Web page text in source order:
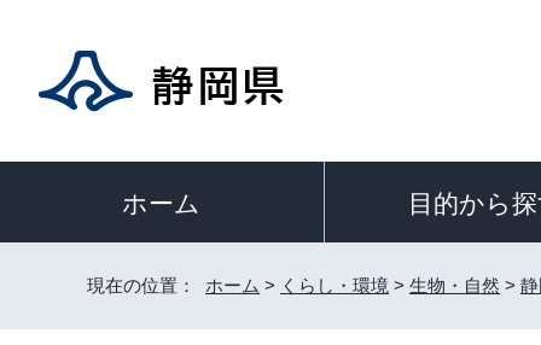
ホーム 目的から
現在の位置： ホーム > くらし・環境 > 生物・自然 >